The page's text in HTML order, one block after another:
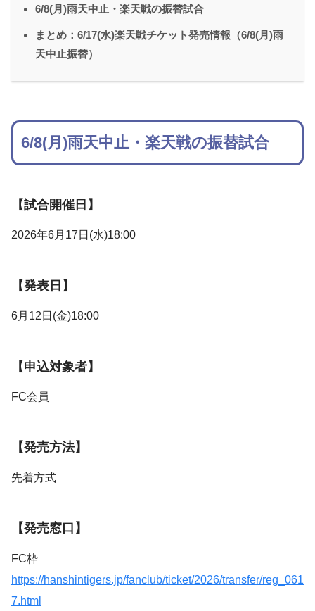
6/8(月)雨天中止・楽天戦の振替試合
まとめ：6/17(水)楽天戦チケット発売情報（6/8(月)雨
天中止振替）
6/8(月)雨天中止・楽天戦の振替試合
【試合開催日】
2026年6月17日(水)18:00
【発表日】
6月12日(金)18:00
【申込対象者】
FC会員
【発売方法】
先着方式
【発売窓口】
FC枠
https://hanshintigers.jp/fanclub/ticket/2026/transfer/reg_061
7.html